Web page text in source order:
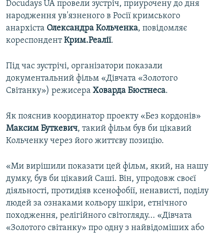
Docudays UA провели зустріч, приурочену до дня
народження ув'язненого в Росії кримського
анархіста Олександра Кольченка, повідомляє
кореспондентКрим.Реалії.
Під час зустрічі, організатори показали
документальний фільм «Дівчата «Золотого
Світанку») режисера Ховарда Бюстнеса.
Як пояснив координатор проекту «Без кордонів»
Максим Буткевич, такий фільм був би цікавий
Кольченку через його життєву позицію.
«Ми вирішили показати цей фільм, який, на нашу
думку, був би цікавий Саші. Він, упродовж своєї
діяльності, протидіяв ксенофобії, ненависті, поділу
людей за ознаками кольору шкіри, етнічного
походження, релігійного світогляду... «Дівчата
«Золотого світанку» про одну з найвідоміших або